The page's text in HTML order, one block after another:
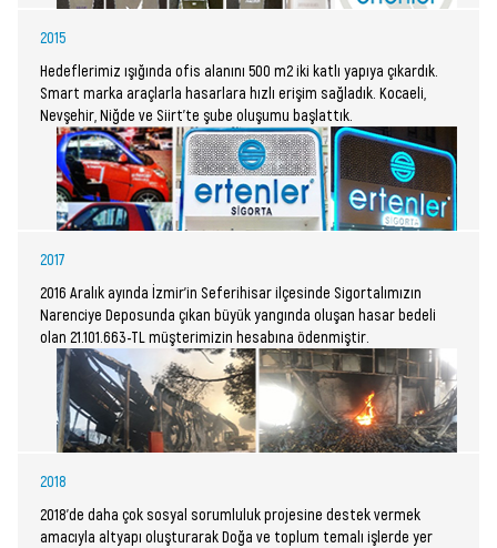
2015
Hedeflerimiz ışığında ofis alanını 500 m2 iki katlı yapıya çıkardık.
Smart marka araçlarla hasarlara hızlı erişim sağladık. Kocaeli,
Nevşehir, Niğde ve Siirt’te şube oluşumu başlattık.
2017
2016 Aralık ayında İzmir’in Seferihisar ilçesinde Sigortalımızın
Narenciye Deposunda çıkan büyük yangında oluşan hasar bedeli
olan 21.101.663-TL müşterimizin hesabına ödenmiştir.
2018
2018’de daha çok sosyal sorumluluk projesine destek vermek
amacıyla altyapı oluşturarak Doğa ve toplum temalı işlerde yer